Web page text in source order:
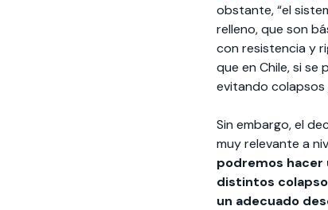
obstante, “el
relleno, que son
con resistencia y
que en Chile, si
evitando
Sin embargo, el
muy relevante a
podremos hacer
distintos
un adecuado